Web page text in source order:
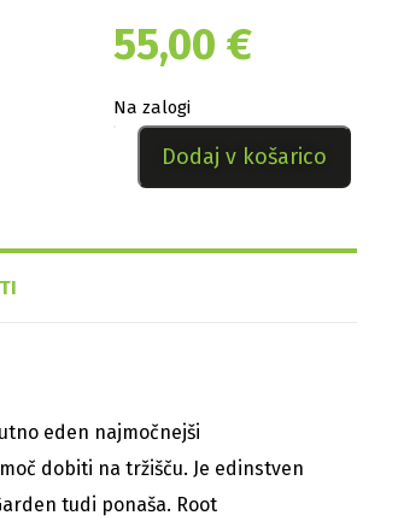
55,00 €
Na zalogi
Dodaj v košarico
eden najmočnejši
dobiti na tržišču. Je edinstven
tudi ponaša. Root